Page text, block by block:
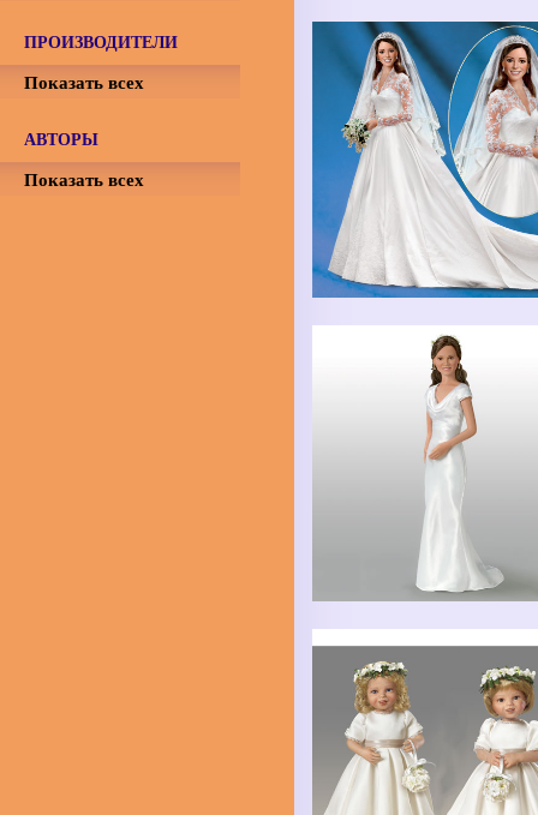
ПРОИЗВОДИТЕЛИ
Показать всех
АВТОРЫ
Показать всех